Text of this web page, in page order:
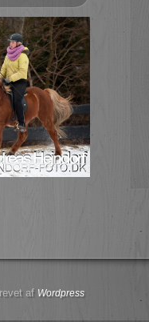
af Wordpress